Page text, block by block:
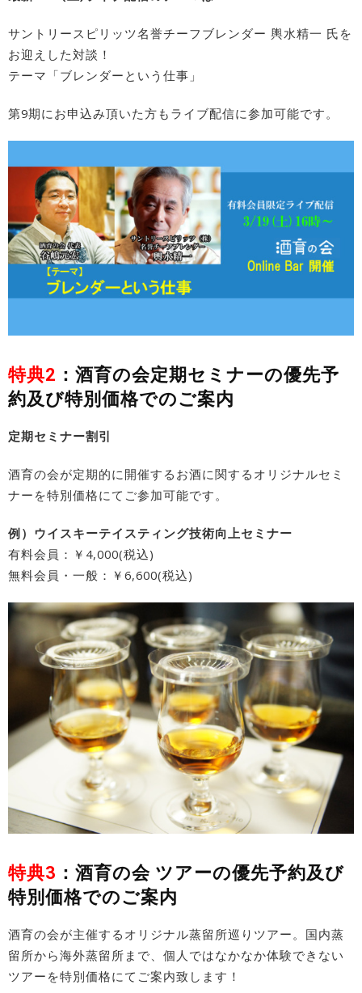
サントリースピリッツ名誉チーフブレンダー 輿水精一 氏を
お迎えした対談！
テーマ「ブレンダーという仕事」
第9期にお申込み頂いた方もライブ配信に参加可能です。
特典2 ：酒育の会定期セミナーの優先予
約及び特別価格でのご案内
定期セミナー割引
酒育の会が定期的に開催するお酒に関するオリジナルセミ
ナーを特別価格にてご参加可能です。
例）ウイスキーテイスティング技術向上セミナー
有料会員：￥4,000(税込)
無料会員・一般：￥6,600(税込)
特典3 ：酒育の会 ツアーの優先予約及び
特別価格でのご案内
酒育の会が主催するオリジナル蒸留所巡りツアー。国内蒸
留所から海外蒸留所まで、個人ではなかなか体験できない
ツアーを特別価格にてご案内致します！